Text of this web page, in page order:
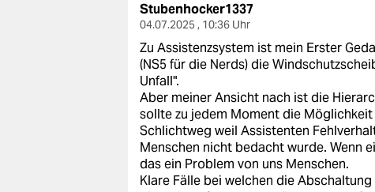
Stubenhocker1337
04.07.2025 , 10:36 Uhr
Zu Assistenzsystem ist mein Erster
(NS5 für die Nerds) die
Unfall".
Aber meiner Ansicht nach ist die
sollte zu jedem Moment die
Schlichtweg weil Assistenten
Menschen nicht bedacht wurde. Wenn
das ein Problem von uns Menschen.
Klare Fälle bei welchen die